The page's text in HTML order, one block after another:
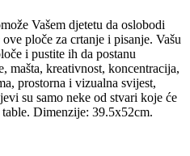
Vašem djetetu da oslobodi
ploče za crtanje i pisanje. Vašu
i pustite ih da postanu
mašta, kreativnost, koncentracija,
prostorna i vizualna svijest,
su samo neke od stvari koje će
Dimenzije: 39.5x52cm.